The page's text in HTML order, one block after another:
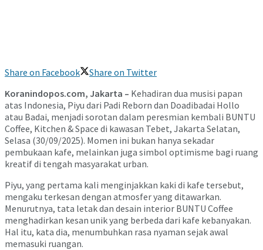
Share on Facebook
Share on Twitter
Koranindopos.com, Jakarta – Kehadiran dua musisi papan
atas Indonesia, Piyu dari Padi Reborn dan Doadibadai Hollo
atau Badai, menjadi sorotan dalam peresmian kembali BUNTU
Coffee, Kitchen & Space di kawasan Tebet, Jakarta Selatan,
Selasa (30/09/2025). Momen ini bukan hanya sekadar
pembukaan kafe, melainkan juga simbol optimisme bagi ruang
kreatif di tengah masyarakat urban.
Piyu, yang pertama kali menginjakkan kaki di kafe tersebut,
mengaku terkesan dengan atmosfer yang ditawarkan.
Menurutnya, tata letak dan desain interior BUNTU Coffee
menghadirkan kesan unik yang berbeda dari kafe kebanyakan.
Hal itu, kata dia, menumbuhkan rasa nyaman sejak awal
memasuki ruangan.